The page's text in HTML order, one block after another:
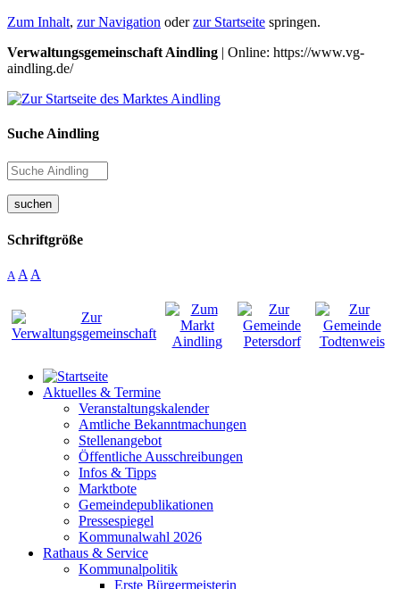
Zum Inhalt, zur Navigation oderzur Startseite springen.
Verwaltungsgemeinschaft Aindling | Online: https://www.vg-
aindling.de/
Suche Aindling
suchen
Schriftgröße
A A A
Aktuelles & Termine
Veranstaltungskalender
Amtliche Bekanntmachungen
Stellenangebot
Öffentliche Ausschreibungen
Infos & Tipps
Marktbote
Gemeindepublikationen
Pressespiegel
Kommunalwahl 2026
Rathaus & Service
Kommunalpolitik
Erste Bürgermeisterin